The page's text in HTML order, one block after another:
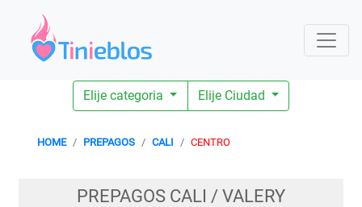
Elije categoria Elije Ciudad
HOME PREPAGOS CALI CENTRO
PREPAGOS CALI / VALERY